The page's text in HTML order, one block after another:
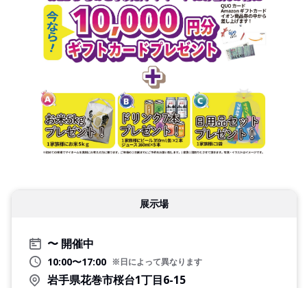
展示場
開催中
10:00〜17:00 ※日によって異なります
岩手県花巻市桜台1丁目6-15